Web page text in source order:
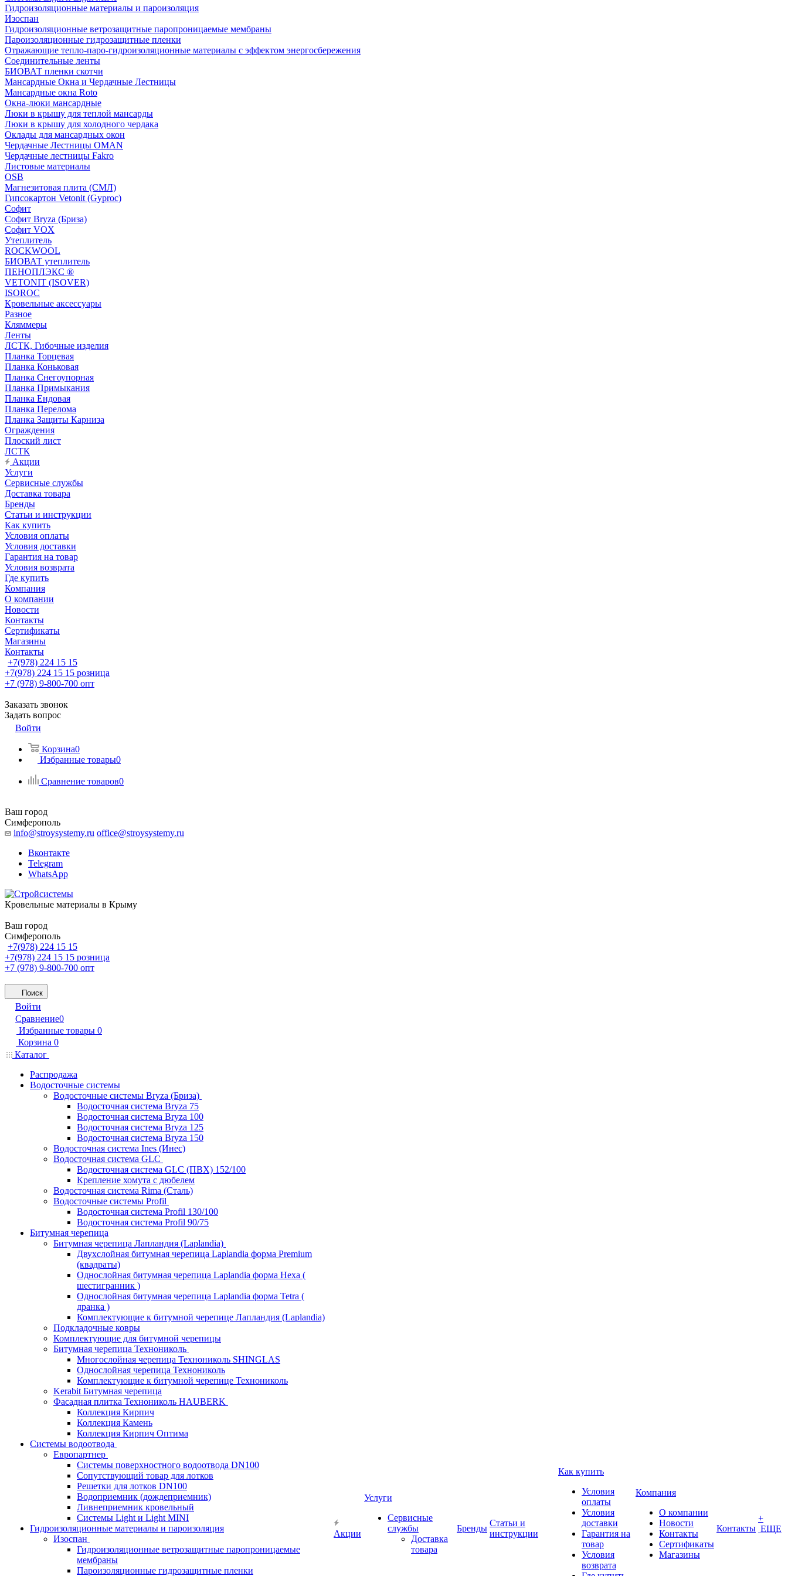
Гидроизоляционные материалы и пароизоляция
Изоспан
Гидроизоляционные ветрозащитные паропроницаемые мембраны
Пароизоляционные гидрозащитные пленки
Отражающие тепло-паро-гидроизоляционные материалы с эффектом энергосбережения
Соединительные ленты
БИОВАТ пленки скотчи
Мансардные Окна и Чердачные Лестницы
Мансардные окна Roto
Окна-люки мансардные
Люки в крышу для теплой мансарды
Люки в крышу для холодного чердака
Оклады для мансардных окон
Чердачные Лестницы OMAN
Чердачные лестницы Fakro
Листовые материалы
OSB
Магнезитовая плита (СМЛ)
Гипсокартон Vetonit (Gyproc)
Софит
Софит Bryza (Бриза)
Софит VOX
Утеплитель
ROCKWOOL
БИОВАТ утеплитель
ПЕНОПЛЭКС ®
VETONIT (ISOVER)
ISOROC
Кровельные аксессуары
Разное
Кляммеры
Ленты
ЛСТК, Гибочные изделия
Планка Торцевая
Планка Коньковая
Планка Снегоупорная
Планка Примыкания
Планка Ендовая
Планка Перелома
Планка Защиты Карниза
Ограждения
Плоский лист
ЛСТК
Акции
Услуги
Сервисные службы
Доставка товара
Бренды
Статьи и инструкции
Как купить
Условия оплаты
Условия доставки
Гарантия на товар
Условия возврата
Где купить
Компания
О компании
Новости
Контакты
Сертификаты
Магазины
Контакты
+7(978) 224 15 15
+7(978) 224 15 15 розница
+7 (978) 9-800-700 опт
Заказать звонок
Задать вопрос
Войти
Корзина0
Избранные товары0
Сравнение товаров0
Ваш город
Симферополь
info@stroysystemy.ru office@stroysystemy.ru
Вконтакте
Telegram
WhatsApp
Кровельные материалы в Крыму
Ваш город
Симферополь
+7(978) 224 15 15
+7(978) 224 15 15 розница
+7 (978) 9-800-700 опт
Поиск
Войти
Сравнение0
Избранные товары 0
Корзина 0
Каталог
Распродажа
Водосточные системы
Водосточные системы Bryza (Бриза)
Водосточная система Bryza 75
Водосточная система Bryza 100
Водосточная система Bryza 125
Водосточная система Bryza 150
Водосточная система Ines (Инес)
Водосточная система GLC
Водосточная система GLC (ПВХ) 152/100
Крепление хомута с дюбелем
Водосточная система Rima (Сталь)
Водосточные системы Profil
Водосточная система Profil 130/100
Водосточная система Profil 90/75
Битумная черепица
Битумная черепица Лапландия (Laplandia)
Двухслойная битумная черепица Laplandia форма Premium
(квадраты)
Однослойная битумная черепица Laplandia форма Hexa (
шестигранник )
Однослойная битумная черепица Laplandia форма Tetra (
дранка )
Комплектующие к битумной черепице Лапландия (Laplandia)
Подкладочные ковры
Комплектующие для битумной черепицы
Битумная черепица Технониколь
Многослойная черепица Технониколь SHINGLAS
Однослойная черепица Технониколь
Комплектующие к битумной черепице Технониколь
Kerabit Битумная черепица
Фасадная плитка Технониколь HAUBERK
Кол​лекция Кирпич
Кол​лекция Камень
Коллекция Кирпич Оптима
Системы водоотвода
Европартнер
Системы поверхностного водоотвода DN100
Сопутствующий товар для лотков
Решетки для лотков DN100
Водоприемник (дождеприемник)
Ливнеприемник кровельный
Системы Light и Light MINI
Гидроизоляционные материалы и пароизоляция
Изоспан
Гидроизоляционные ветрозащитные паропроницаемые
мембраны
Пароизоляционные гидрозащитные пленки
Акции
Услуги
Сервисные
службы
Доставка
товара
Бренды
Статьи и
инструкции
Как купить
Условия
оплаты
Условия
доставки
Гарантия на
товар
Условия
возврата
Компания
О компании
Новости
Контакты
Сертификаты
Магазины
Контакты
+
ЕЩЕ